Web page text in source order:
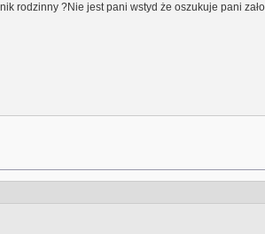
rodzinny ?Nie jest pani wstyd że oszukuje pani